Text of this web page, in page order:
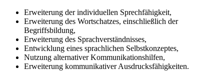
Erweiterung der individuellen Sprechfähigkeit,
Erweiterung des Wortschatzes, einschließlich der
Begriffsbildung,
Erweiterung des Sprachverständnisses,
Entwicklung eines sprachlichen Selbstkonzeptes,
Nutzung alternativer Kommunikationshilfen,
Erweiterung kommunikativer Ausdrucksfähigkeiten.